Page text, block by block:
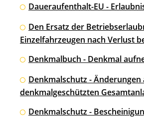
Daueraufenthalt-EU -
Den Ersatz der
Einzelfahrzeugen nach Verlust
Denkmalbuch - Denkmal
Denkmalschutz - Änderungen
denkmalgeschützten
Denkmalschutz -